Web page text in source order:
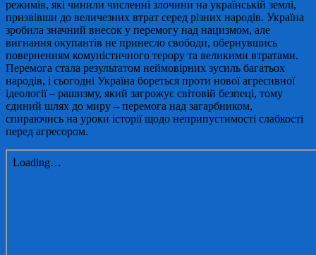
режимів, які чинили численні злочини на українській землі,
призвівши до величезних втрат серед різних народів. Україна
зробила значний внесок у перемогу над нацизмом, але
вигнання окупантів не принесло свободи, обернувшись
поверненням комуністичного терору та великими втратами.
Перемога стала результатом неймовірних зусиль багатьох
народів, і сьогодні Україна бореться проти нової агресивної
ідеології – рашизму, який загрожує світовій безпеці, тому
єдиний шлях до миру – перемога над загарбником,
спираючись на уроки історії щодо неприпустимості слабкості
перед агресором.